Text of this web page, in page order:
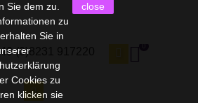
(0)8231 917220
Sie dem zu.
zu
Sie in
Cookies zu
klicken sie
close